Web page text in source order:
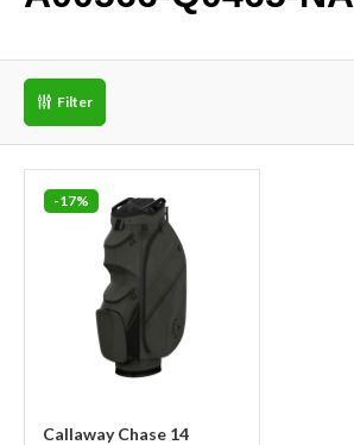
Filter
-17%
Callaway Chase 14